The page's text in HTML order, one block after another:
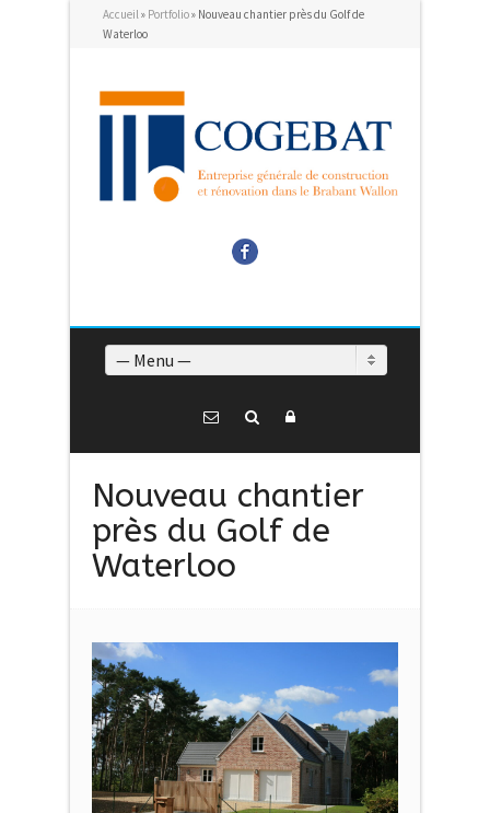
Accueil» Portfolio» Nouveau chantier près du Golf de
Waterloo
— Menu —
Nouveau chantier
près du Golf de
Waterloo